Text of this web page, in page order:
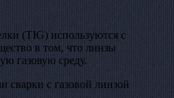
(TIG) используются с
в том, что линзы
газовую среду.
с газовой линзой